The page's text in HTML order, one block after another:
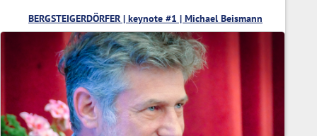
BERGSTEIGERDÖRFER | keynote #1 | Michael Beismann